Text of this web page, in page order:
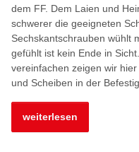
dem FF. Dem Laien und
schwerer die geeigneten
Sechskantschrauben wühlt
gefühlt ist kein Ende in
vereinfachen zeigen wir
und Scheiben in der
weiterlesen